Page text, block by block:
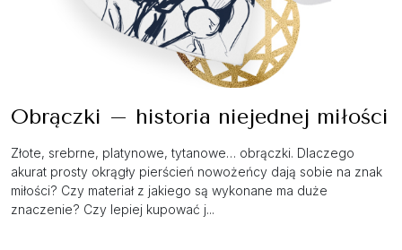
Obrączki – historia niejednej miłości
Złote, srebrne, platynowe, tytanowe… obrączki. Dlaczego
akurat prosty okrągły pierścień nowożeńcy dają sobie na znak
miłości? Czy materiał z jakiego są wykonane ma duże
znaczenie? Czy lepiej kupować j...